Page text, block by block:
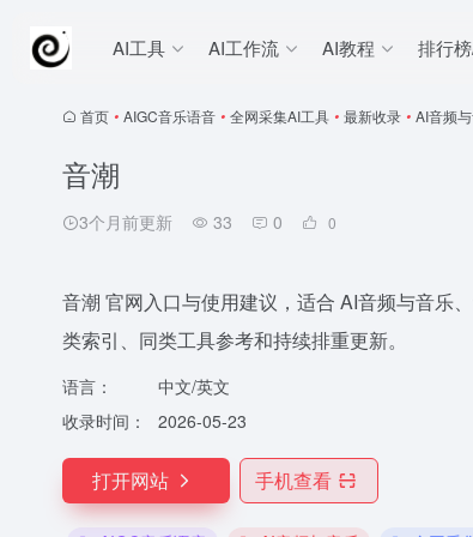
AI工具 AI工作流 AI教程 排行
首页 • AIGC音乐语音 • 全网采集AI工具 • 最新收录 • AI音频
音潮
3个月前更新 33 0 0
音潮 官网入口与使用建议，适合 AI音频与音乐
类索引、同类工具参考和持续排重更新。
语言：
中文/英文
收录时间：
2026-05-23
打开网站 手机查看